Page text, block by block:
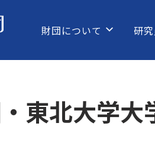
財団について 研
東北大学